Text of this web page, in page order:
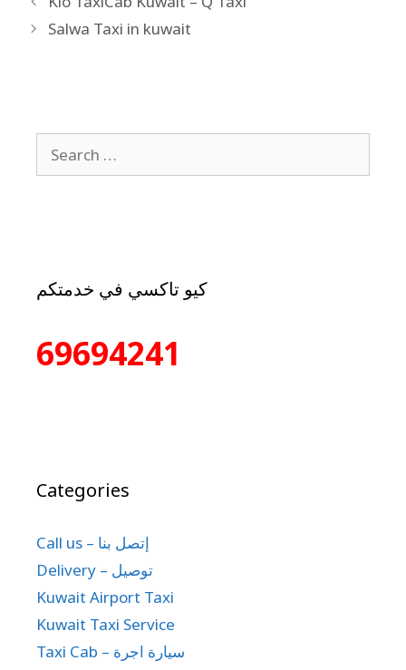
Salwa Taxi in kuwait
كيو تاكسي في خدمتكم
69694241
Categories
Call us – إتصل بنا
Delivery – توصيل
Kuwait Airport Taxi
Kuwait Taxi Service
Taxi Cab – سيارة اجرة